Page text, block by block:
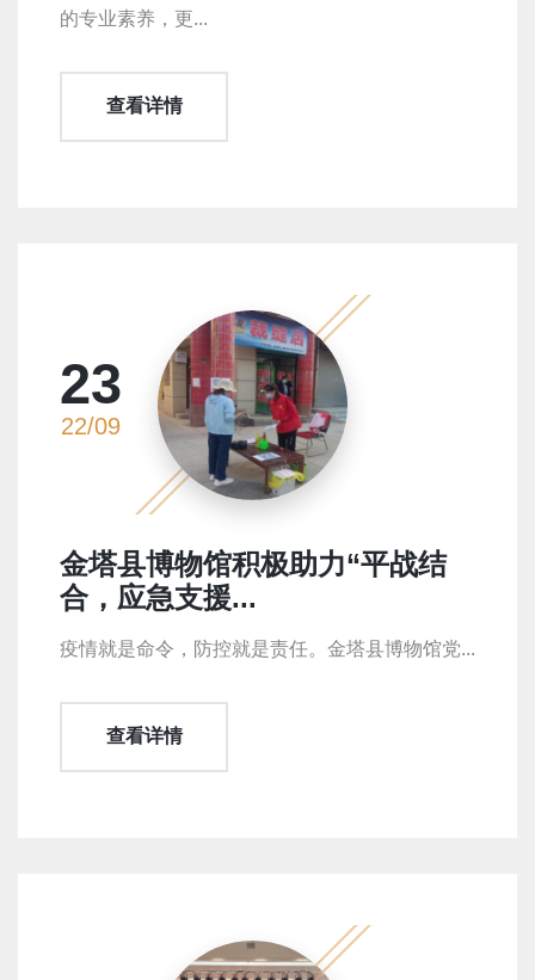
的专业素养，更...
查看详情
23
22/09
金塔县博物馆积极助力“平战结
合，应急支援...
疫情就是命令，防控就是责任。金塔县博物馆党...
查看详情